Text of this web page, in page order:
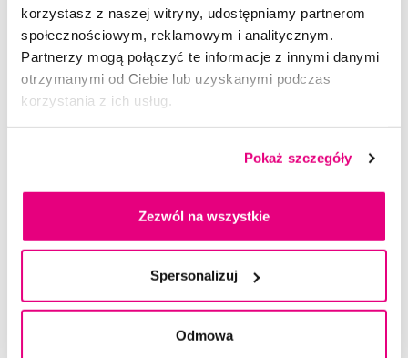
korzystasz z naszej witryny, udostępniamy partnerom
społecznościowym, reklamowym i analitycznym.
Partnerzy mogą połączyć te informacje z innymi danymi
otrzymanymi od Ciebie lub uzyskanymi podczas
korzystania z ich usług.
Pokaż szczegóły
Zezwól na wszystkie
Spersonalizuj
Odmowa
5,0/5 (16x)
Do koszyka
Natychmiast w1 sklepie